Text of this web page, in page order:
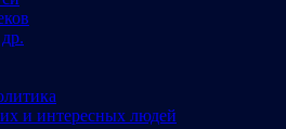
и интересных людей